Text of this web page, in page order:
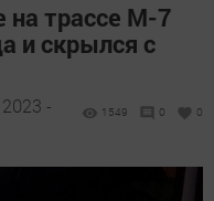
на трассе М-7
и скрылся с
-
1549 0 0